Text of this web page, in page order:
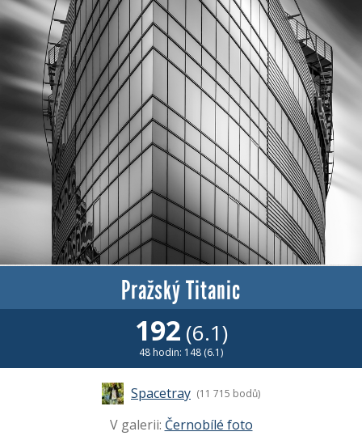
Pražský Titanic
192 (6.1)
48 hodin: 148 (6.1)
Spacetray (11 715 bodů)
V galerii: Černobílé foto